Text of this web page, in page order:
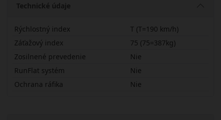
Technické údaje
Rýchlostný index
T (T=190 km/h)
Záťažový index
75 (75=387kg)
Zosilnené prevedenie
Nie
RunFlat systém
Nie
Ochrana ráfika
Nie